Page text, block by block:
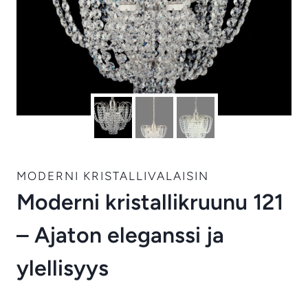
MODERNI KRISTALLIVALAISIN
Moderni kristallikruunu 121
– Ajaton eleganssi ja
ylellisyys